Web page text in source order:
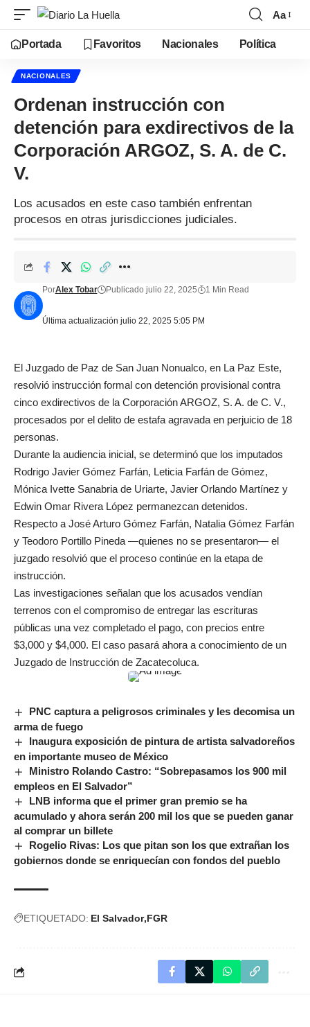
Aa
Portada Favoritos Nacionales Política
NACIONALES
Ordenan instrucción con
detención para exdirectivos de la
Corporación ARGOZ, S. A. de C.
V.
Los acusados en este caso también enfrentan
procesos en otras jurisdicciones judiciales.
Última actualización julio 22, 2025 5:05 PM
PorAlex Tobar Publicado julio 22, 2025 1 Min Read
El Juzgado de Paz de San Juan Nonualco, en La Paz Este,
resolvió instrucción formal con detención provisional contra
cinco exdirectivos de la Corporación ARGOZ, S. A. de C. V.,
procesados por el delito de estafa agravada en perjuicio de 18
personas.
Durante la audiencia inicial, se determinó que los imputados
Rodrigo Javier Gómez Farfán, Leticia Farfán de Gómez,
Mónica Ivette Sanabria de Uriarte, Javier Orlando Martínez y
Edwin Omar Rivera López permanezcan detenidos.
Respecto a José Arturo Gómez Farfán, Natalia Gómez Farfán
y Teodoro Portillo Pineda —quienes no se presentaron— el
juzgado resolvió que el proceso continúe en la etapa de
instrucción.
Las investigaciones señalan que los acusados vendían
terrenos con el compromiso de entregar las escrituras
públicas una vez completado el pago, con precios entre
$3,000 y $4,000. El caso pasará ahora a conocimiento de un
Juzgado de Instrucción de Zacatecoluca.
PNC captura a peligrosos criminales y les decomisa un
arma de fuego
Inaugura exposición de pintura de artista salvadoreños
en importante museo de México
Ministro Rolando Castro: “Sobrepasamos los 900 mil
empleos en El Salvador”
LNB informa que el primer gran premio se ha
acumulado y ahora serán 200 mil los que se pueden ganar
al comprar un billete
Rogelio Rivas: Los que pitan son los que extrañan los
gobiernos donde se enriquecían con fondos del pueblo
ETIQUETADO: El Salvador FGR